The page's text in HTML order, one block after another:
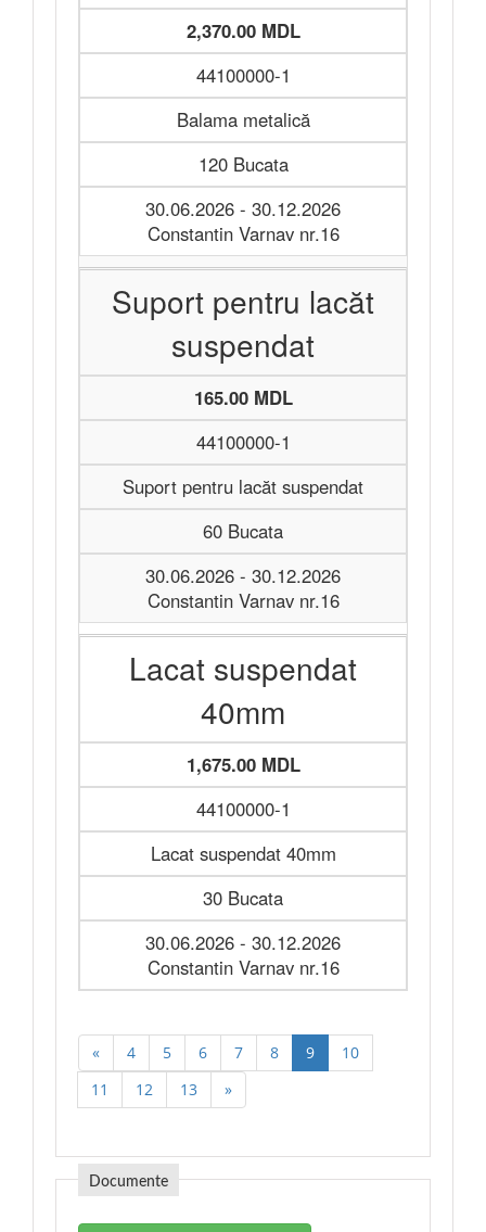
2,370.00 MDL
44100000-1
Balama metalică
120 Bucata
30.06.2026 - 30.12.2026
Constantin Varnav nr.16
Suport pentru lacăt
suspendat
165.00 MDL
44100000-1
Suport pentru lacăt suspendat
60 Bucata
30.06.2026 - 30.12.2026
Constantin Varnav nr.16
Lacat suspendat
40mm
1,675.00 MDL
44100000-1
Lacat suspendat 40mm
30 Bucata
30.06.2026 - 30.12.2026
Constantin Varnav nr.16
« 4 5 6 7 8 9
10
11
12 13 »
Documente